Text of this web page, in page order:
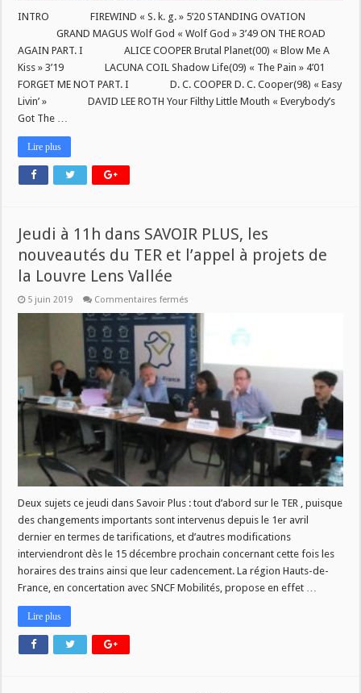
INTRO FIREWIND « S. k. g. » 5’20 STANDING OVATION
GRAND MAGUS Wolf God « Wolf God » 3’49 ON THE ROAD
AGAIN PART. I ALICE COOPER Brutal Planet(00) « Blow Me A
Kiss » 3’19 LACUNA COIL Shadow Life(09) « The Pain » 4’01
FORGET ME NOT PART. I D. C. COOPER D. C. Cooper(98) « Easy
Livin’ » DAVID LEE ROTH Your Filthy Little Mouth « Everybody’s
Got The …
Lire plus
Jeudi à 11h dans SAVOIR PLUS, les
nouveautés du TER et l’appel à projets de
la Louvre Lens Vallée
5 juin 2019 Commentaires fermés
à
11h
dans
SAVOIR
PLUS,
les
nouveautés
du
TER
et
l’appel
à
projets
de
Louvre
Lens
Vallée
Deux sujets ce jeudi dans Savoir Plus : tout d’abord sur le TER , puisque
des changements importants sont intervenus depuis le 1er avril
dernier en termes de tarifications, et d’autres modifications
interviendront dès le 15 décembre prochain concernant cette fois les
horaires des trains ainsi que leur cadencement. La région Hauts-de-
France, en concertation avec SNCF Mobilités, propose en effet …
Lire plus